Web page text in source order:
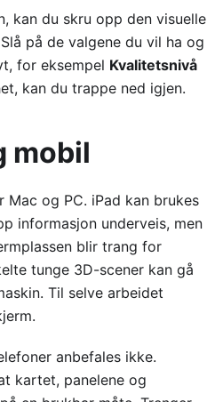
kan du skru opp den visuelle
på de valgene du vil ha og
for eksempel Kvalitetsnivå
kan du trappe ned igjen.
mobil
og PC. iPad kan brukes
informasjon underveis, men
blir trang for
tunge 3D-scener kan gå
Til selve arbeidet
anbefales ikke.
kartet, panelene og